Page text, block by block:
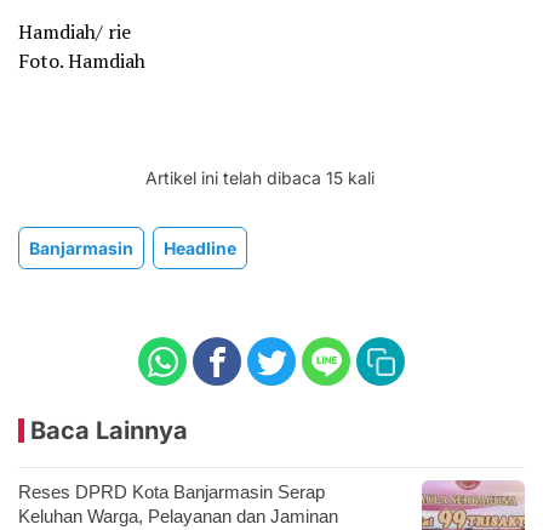
Hamdiah/ rie
Foto. Hamdiah
Artikel ini telah dibaca 15 kali
Banjarmasin Headline
Baca Lainnya
Reses DPRD Kota Banjarmasin Serap
Keluhan Warga, Pelayanan dan Jaminan